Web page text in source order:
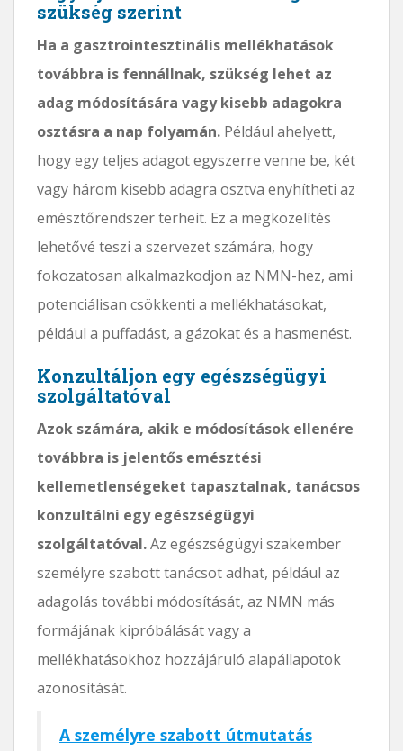
szükség szerint
Ha a gasztrointesztinális mellékhatások
továbbra is fennállnak, szükség lehet az
adag módosítására vagy kisebb adagokra
osztásra a nap folyamán. Például ahelyett,
hogy egy teljes adagot egyszerre venne be, két
vagy három kisebb adagra osztva enyhítheti az
emésztőrendszer terheit. Ez a megközelítés
lehetővé teszi a szervezet számára, hogy
fokozatosan alkalmazkodjon az NMN-hez, ami
potenciálisan csökkenti a mellékhatásokat,
például a puffadást, a gázokat és a hasmenést.
Konzultáljon egy egészségügyi
szolgáltatóval
Azok számára, akik e módosítások ellenére
továbbra is jelentős emésztési
kellemetlenségeket tapasztalnak, tanácsos
konzultálni egy egészségügyi
szolgáltatóval.Az egészségügyi szakember
személyre szabott tanácsot adhat, például az
adagolás további módosítását, az NMN más
formájának kipróbálását vagy a
mellékhatásokhoz hozzájáruló alapállapotok
azonosítását.
A személyre szabott útmutatás